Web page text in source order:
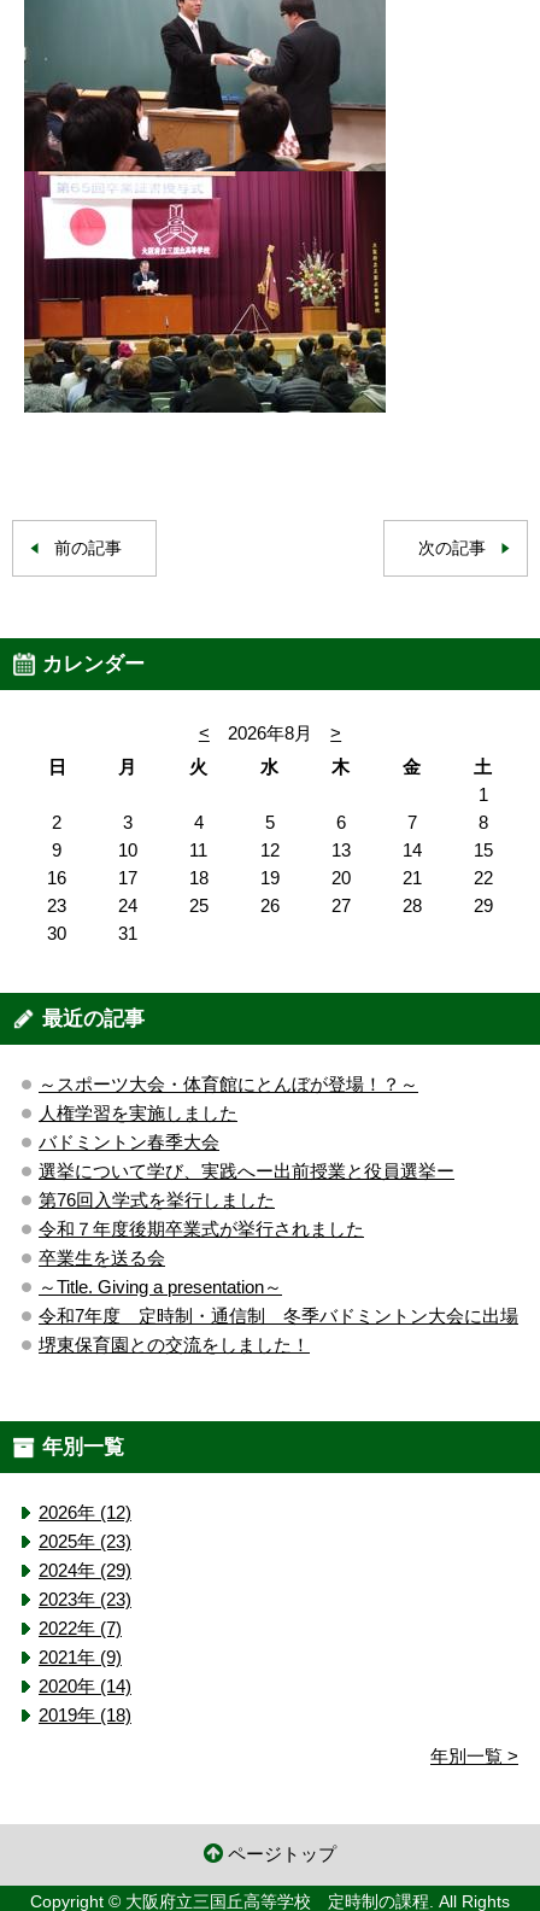
前の記事 次の記事
カレンダー
< 2026年8月
>
日
月 火 水 木 金
土
1
2
3 4 5 6 7
8
9
10 11 12 13 14
15
16
17 18 19 20 21
22
23
24 25 26 27 28
29
30
31
最近の記事
～スポーツ大会・体育館にとんぼが登場！？～
人権学習を実施しました
バドミントン春季大会
選挙について学び、実践へー出前授業と役員選挙ー
第76回入学式を挙行しました
令和７年度後期卒業式が挙行されました
卒業生を送る会
～Title. Giving a presentation～
令和7年度 定時制・通信制 冬季バドミントン大会に出場
堺東保育園との交流をしました！
年別一覧
2026年 (12)
2025年 (23)
2024年 (29)
2023年 (23)
2022年 (7)
2021年 (9)
2020年 (14)
2019年 (18)
年別一覧 >
ページトップ
Copyright © 大阪府立三国丘高等学校 定時制の課程. All Rights